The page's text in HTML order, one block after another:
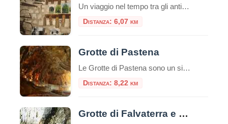
Un viaggio nel tempo tra gli antichi mestieri e la cultura dell’olio Situato nel cuore di Pastena, pittoresco borgo in provincia di Frosinone, il Museo della Civiltà Contadina e dell’Ulivo è una preziosa testimonianza della vita rurale tradizionale del Lazio meridionale. Allestito all’interno di una struttura storica ben restaurata, il museo rappresenta una tappa ideale […]
Distanza: 6,07 km
Grotte di Pastena
Le Grotte di Pastena sono un sistema di grotte situato nel comune di Pastena, in provincia di Frosinone, nel Parco Naturale Regionale Monti Ausoni e Lago di Fondi. Sono una delle attrazioni turistiche più popolari della zona e offrono ai visitatori la possibilità di esplorare un complesso sotterraneo di grotte e cavità naturali. Le Grotte […]
Distanza: 8,22 km
Grotte di Falvaterra e Rio Obaco